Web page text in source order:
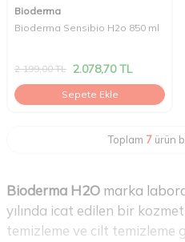
Bioderma
Bioderma Sensibio H2o 850 ml
2.199,00TL 2.078,70TL
Sepete Ekle
Toplam 7 ürün
Bioderma H2O marka
yılında icat edilen bir
temizleme ve cilt temizleme